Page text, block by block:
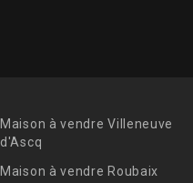
Maison à vendre Villeneuve
d'Ascq
Maison à vendre Roubaix